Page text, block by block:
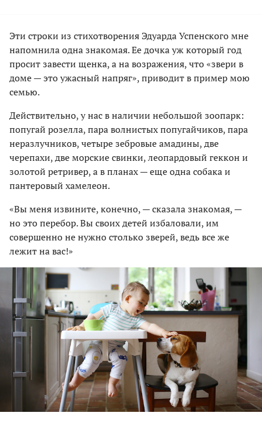
Эти строки из стихотворения Эдуарда Успенского мне
напомнила одна знакомая. Ее дочка уж который год
просит завести щенка, а на возражения, что «звери в
доме — это ужасный напряг», приводит в пример мою
семью.
Действительно, у нас в наличии небольшой зоопарк:
попугай розелла, пара волнистых попугайчиков, пара
неразлучников, четыре зебровые амадины, две
черепахи, две морские свинки, леопардовый геккон и
золотой ретривер, а в планах — еще одна собака и
пантеровый хамелеон.
«Вы меня извините, конечно, — сказала знакомая, —
но это перебор. Вы своих детей избаловали, им
совершенно не нужно столько зверей, ведь все же
лежит на вас!»